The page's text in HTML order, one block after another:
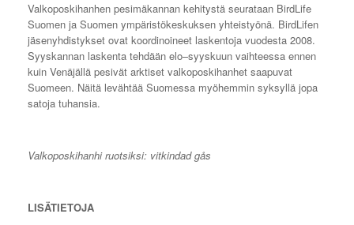
Valkoposkihanhen pesimäkannan kehitystä seurataan BirdLife
Suomen ja Suomen ympäristökeskuksen yhteistyönä. BirdLifen
jäsenyhdistykset ovat koordinoineet laskentoja vuodesta 2008.
Syyskannan laskenta tehdään elo–syyskuun vaihteessa ennen
kuin Venäjällä pesivät arktiset valkoposkihanhet saapuvat
Suomeen. Näitä levähtää Suomessa myöhemmin syksyllä jopa
satoja tuhansia.
Valkoposkihanhi ruotsiksi: vitkindad gås
LISÄTIETOJA